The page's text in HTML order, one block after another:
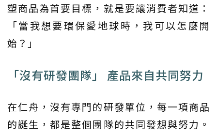
塑商品為首要目標，就是要讓消費者知道：
「當我想要環保愛地球時，我可以怎麼開
始？」
「沒有研發團隊」 產品來自共同努力
在仁舟，沒有專門的研發單位，每一項商品
的誕生，都是整個團隊的共同發想與努力。